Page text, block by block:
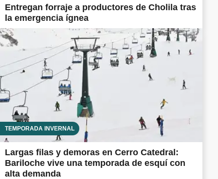
Entregan forraje a productores de Cholila tras
la emergencia ígnea
TEMPORADA INVERNAL
Largas filas y demoras en Cerro Catedral:
Bariloche vive una temporada de esquí con
alta demanda